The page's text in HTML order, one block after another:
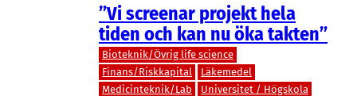
”Vi screenar projekt hela
tiden och kan nu öka takten”
Bioteknik/Övrig life science
Finans/Riskkapital
Läkemedel
Medicinteknik/Lab
Universitet / Högskola